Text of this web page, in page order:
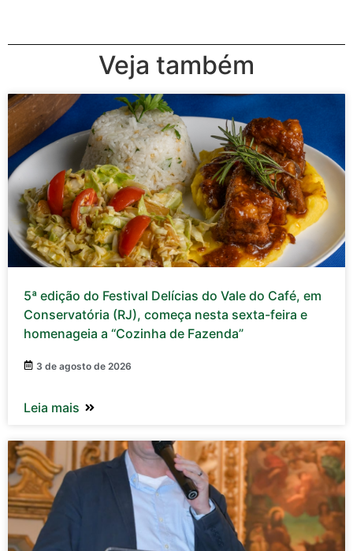
Veja também
5ª edição do Festival Delícias do Vale do Café, em
Conservatória (RJ), começa nesta sexta-feira e
homenageia a “Cozinha de Fazenda”
3 de agosto de 2026
Leia mais